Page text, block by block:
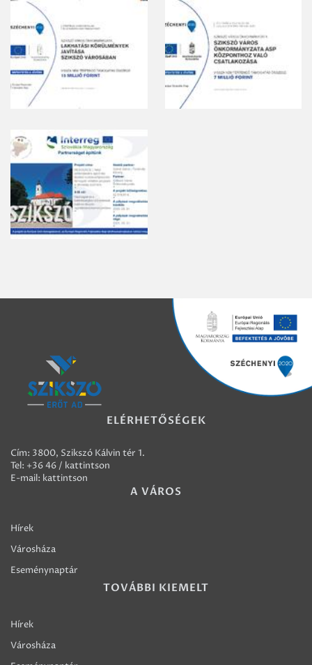
ELÉRHETŐSÉGEK
Cím: 3800, Szikszó Kálvin tér 1.
Tel: +36 46 / kattintson
E-mail: kattintson
A VÁROS
Hírek
Városháza
Eseménynaptár
TOVÁBBI KIEMELT
Hírek
Városháza